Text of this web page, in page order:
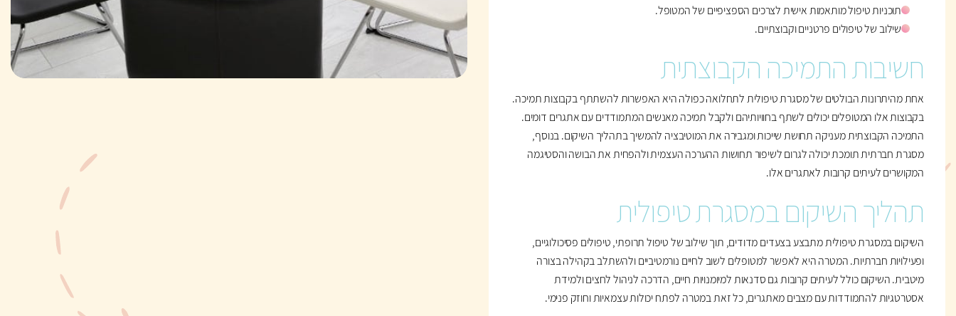
תוכניות טיפול מותאמות אישית לצרכים הספציפיים של המטופל.
שילוב של טיפולים פרטניים וקבוצתיים.
חשיבות התמיכה הקבוצתית
אחת מהיתרונות הבולטים של מסגרת טיפולית לתחלואה כפולה היא האפשרות להשתתף בקבוצות תמיכה.
בקבוצות אלו המטופלים יכולים לשתף בחוויותיהם ולקבל תמיכה מאנשים המתמודדים עם אתגרים דומים.
התמיכה הקבוצתית מעניקה תחושת שייכות ומגבירה את המוטיבציה להמשיך בתהליך השיקום. בנוסף,
מסגרת חברתית תומכת יכולה לגרום לשיפור תחושות ההערכה העצמית ולהפחית את הבושה והסטיגמה
המקושרים לעיתים קרובות לאתגרים אלו.
תהליך השיקום במסגרת טיפולית
השיקום במסגרת טיפולית מתבצע בצעדים מדודים, תוך שילוב של טיפול תרופתי, טיפולים פסיכולוגיים,
ופעילויות חברתיות. המטרה היא לאפשר למטופלים לשוב לחיים נורמטיביים ולהשתלב בקהילה בצורה
מיטבית. השיקום כולל לעיתים קרובות גם סדנאות למיומנויות חיים, הדרכה לניהול לחצים ולמידת
אסטרטגיות להתמודדות עם מצבים מאתגרים, כל זאת במטרה לפתח יכולות עצמאיות וחוזק פנימי.